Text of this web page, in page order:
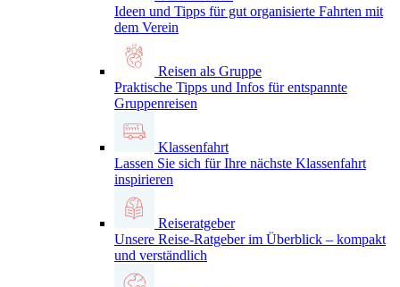
Ideen und Tipps für gut organisierte Fahrten mit
dem Verein
Reisen als Gruppe
Praktische Tipps und Infos für entspannte
Gruppenreisen
Klassenfahrt
Lassen Sie sich für Ihre nächste Klassenfahrt
inspirieren
Reiseratgeber
Unsere Reise-Ratgeber im Überblick – kompakt
und verständlich